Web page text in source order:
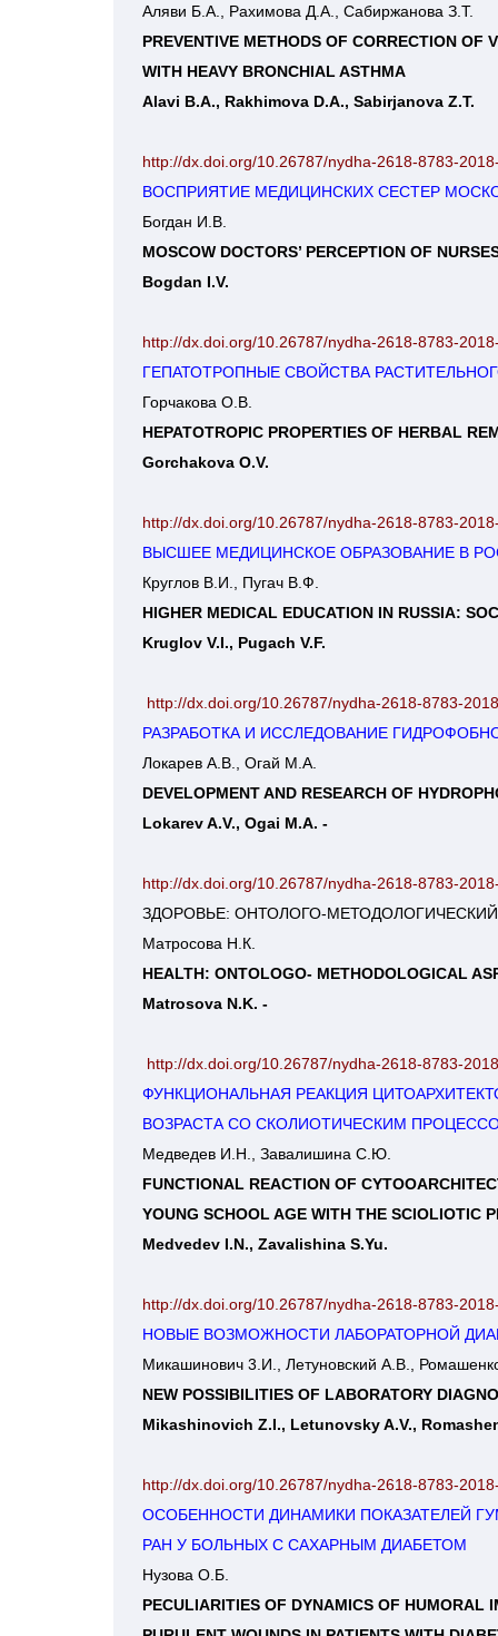
Аляви Б.А., Рахимова Д.А., Сабиржанова З.Т.
PREVENTIVE METHODS OF CORRECTION OF
WITH HEAVY BRONCHIAL ASTHMA
Alavi B.A., Rakhimovа D.A., Sabirjanova Z.T.
http://dx.doi.org/10.26787/nydha-2618-8783-
ВОСПРИЯТИЕ МЕДИЦИНСКИХ СЕСТЕР
Богдан И.В.
MOSCOW DOCTORS’ PERCEPTION OF
Bogdan I.V.
http://dx.doi.org/10.26787/nydha-2618-8783-
ГЕПАТОТРОПНЫЕ СВОЙСТВА
Горчакова О.В.
HEPATOTROPIC PROPERTIES OF HERBAL
Gorchakova O.V.
http://dx.doi.org/10.26787/nydha-2618-8783-
ВЫСШЕЕ МЕДИЦИНСКОЕ ОБРАЗОВАНИЕ В
Круглов В.И., Пугач В.Ф.
HIGHER MEDICAL EDUCATION IN RUSSIA:
Kruglov V.I., Pugach V.F.
http://dx.doi.org/10.26787/nydha-2618-8783-
РАЗРАБОТКА И ИССЛЕДОВАНИЕ
Локарев А.В., Огай М.А.
DEVELOPMENT AND RESEARCH OF
Lokarev A.V., Ogai M.A. -
http://dx.doi.org/10.26787/nydha-2618-8783-
ЗДОРОВЬЕ: ОНТОЛОГО-
Матросова Н.К.
HEALTH: ONTOLOGO- METHODOLOGICAL
Matrosova N.K. -
http://dx.doi.org/10.26787/nydha-2618-8783-
ФУНКЦИОНАЛЬНАЯ РЕАКЦИЯ
ВОЗРАСТА СО СКОЛИОТИЧЕСКИМ
Медведев И.Н., Завалишина С.Ю.
FUNCTIONAL REACTION OF
YOUNG SCHOOL AGE WITH THE SCIOLIOTIC
Medvedev I.N., Zavalishina S.Yu.
http://dx.doi.org/10.26787/nydha-2618-8783-
НОВЫЕ ВОЗМОЖНОСТИ ЛАБОРАТОРНОЙ
Микашинович 3.И., Летуновский А.В.,
NEW POSSIBILITIES OF LABORATORY
Mikashinovich Z.I., Letunovsky A.V.,
http://dx.doi.org/10.26787/nydha-2618-8783-
ОСОБЕННОСТИ ДИНАМИКИ ПОКАЗАТЕЛЕЙ
РАН У БОЛЬНЫХ С САХАРНЫМ ДИАБЕТОМ
Нузова О.Б.
PECULIARITIES OF DYNAMICS OF HUMORAL